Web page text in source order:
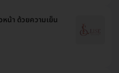
น้า ด้วยความเย็น